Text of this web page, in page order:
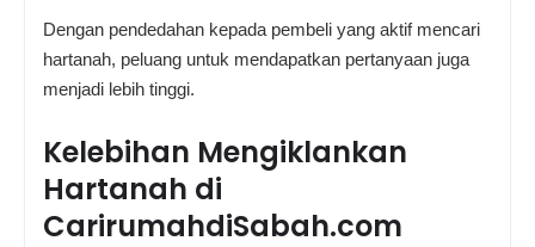
Dengan pendedahan kepada pembeli yang aktif mencari
hartanah, peluang untuk mendapatkan pertanyaan juga
menjadi lebih tinggi.
Kelebihan Mengiklankan
Hartanah di
CarirumahdiSabah.com